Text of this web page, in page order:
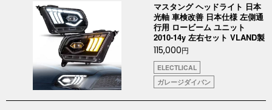
マスタング ヘッドライト 日本
光軸 車検改善 日本仕様 左側通
行用 ロービーム ユニット
2010-14y 左右セット VLAND製
115,000円
ELECTLICAL
ガレージダイバン